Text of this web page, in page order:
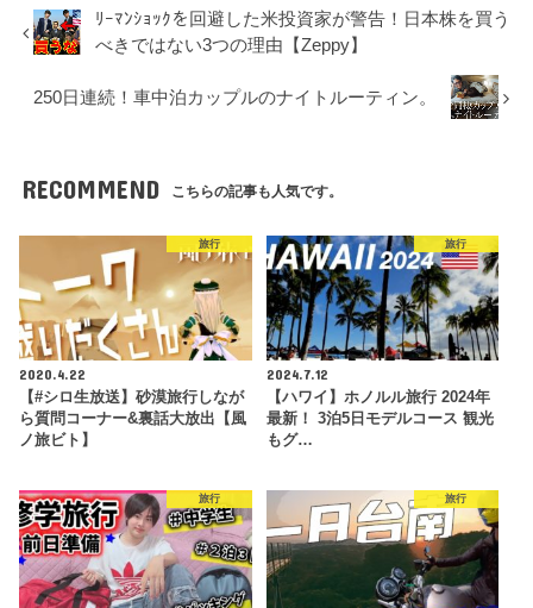
ﾘｰﾏﾝｼｮｯｸを回避した米投資家が警告！日本株を買う
べきではない3つの理由【Zeppy】
250日連続！車中泊カップルのナイトルーティン。
RECOMMEND こちらの記事も人気です。
旅行
2020.4.22
【#シロ生放送】砂漠旅行しなが
ら質問コーナー&裏話大放出【風
ノ旅ビト】
旅行
2024.7.12
【ハワイ】ホノルル旅行 2024年
最新！ 3泊5日モデルコース 観光
もグ…
旅行 旅行